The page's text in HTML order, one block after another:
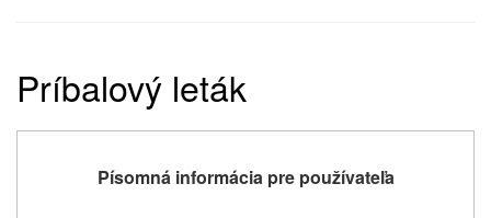
Príbalový leták
Písomná informácia pre používateľa